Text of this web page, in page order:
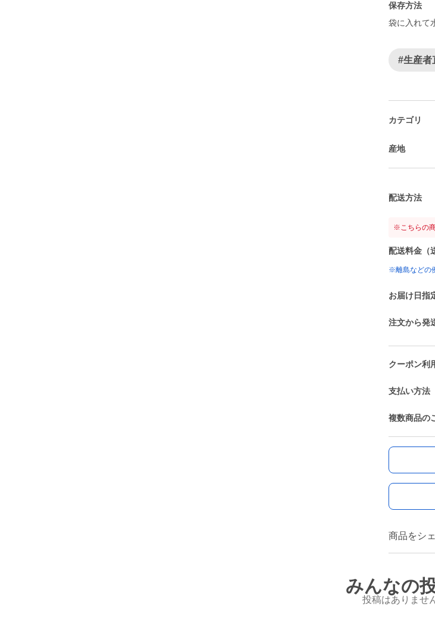
保存方法
袋に入れて
#生産者
カテゴリ
産地
配送方法
※こちらの
配送料金（
※離島などの
お届け日指
注文から発
クーポン利
支払い方法
複数商品の
商品をシ
みんなの
投稿はありませ